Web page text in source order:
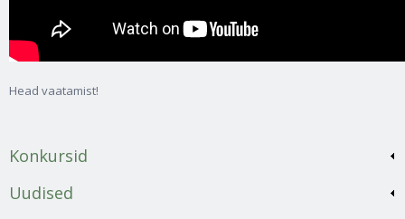
Head vaatamist!
Konkursid
Uudised